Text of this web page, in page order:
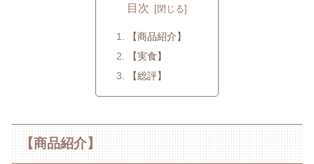
目次
【商品紹介】
【実食】
【総評】
【商品紹介】